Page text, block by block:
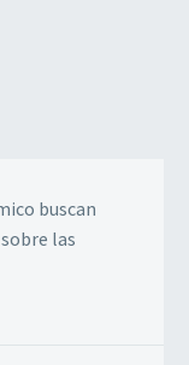
buscan
las